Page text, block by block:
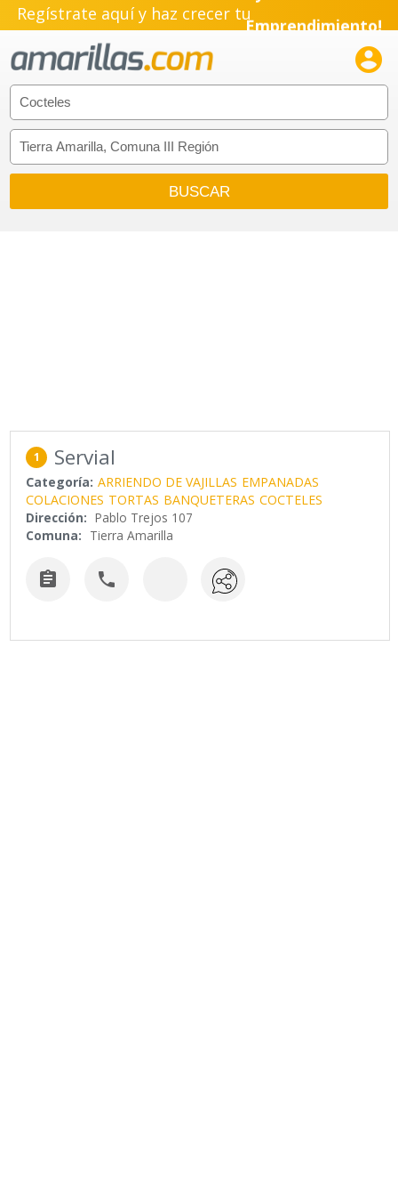
Regístrate aquí y haz crecer tuEmprendimiento!

1 Servial
Categoría: ARRIENDO DE VAJILLAS EMPANADAS
COLACIONES TORTAS BANQUETERAS COCTELES
Dirección: Pablo Trejos 107
Comuna: Tierra Amarilla
 